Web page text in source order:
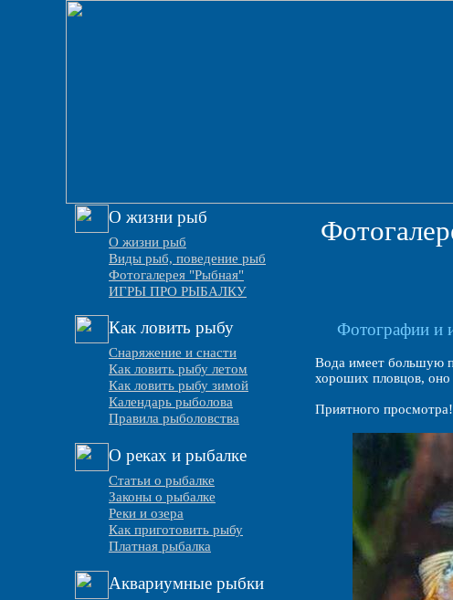
О жизни рыб
О жизни рыб
Виды рыб, поведение рыб
Фотогалерея "Рыбная"
ИГРЫ ПРО РЫБАЛКУ
Как ловить рыбу
Снаряжение и снасти
Как ловить рыбу летом
Как ловить рыбу зимой
Календарь рыболова
Правила рыболовства
О реках и рыбалке
Статьи о рыбалке
Законы о рыбалке
Реки и озера
Как приготовить рыбу
Платная рыбалка
Аквариумные рыбки
Фотографии и
Вода имеет большую
хороших пловцов,
Приятного просмотра!